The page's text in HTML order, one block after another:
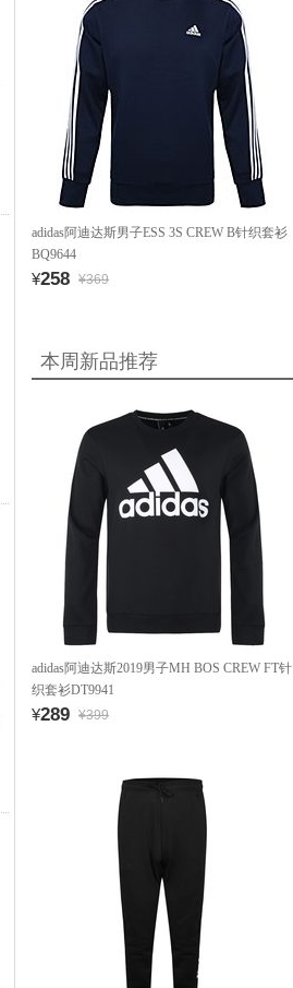
adidas阿迪达斯男子ESS 3S CREW B针织套衫
BQ9644
¥258 ¥369
本周新品推荐
adidas阿迪达斯2019男子MH BOS CREW FT针
织套衫DT9941
¥289 ¥399